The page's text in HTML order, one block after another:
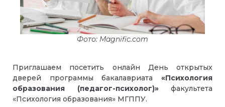
Фото: Magnific.com
Приглашаем посетить онлайн День открытых
дверей программы бакалавриата «Психология
образования (педагог-психолог)»факультета
«Психология образования» МГППУ.